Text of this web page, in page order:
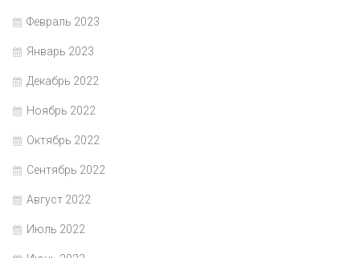
Февраль 2023
Январь 2023
Декабрь 2022
Ноябрь 2022
Октябрь 2022
Сентябрь 2022
Август 2022
Июль 2022